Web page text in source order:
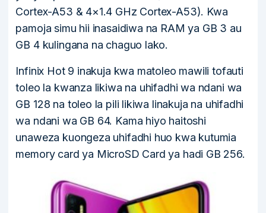
Cortex-A53 & 4×1.4 GHz Cortex-A53). Kwa
pamoja simu hii inasaidiwa na RAM ya GB 3 au
GB 4 kulingana na chaguo lako.
Infinix Hot 9 inakuja kwa matoleo mawili tofauti
toleo la kwanza likiwa na uhifadhi wa ndani wa
GB 128 na toleo la pili likiwa linakuja na uhifadhi
wa ndani wa GB 64. Kama hiyo haitoshi
unaweza kuongeza uhifadhi huo kwa kutumia
memory card ya MicroSD Card ya hadi GB 256.